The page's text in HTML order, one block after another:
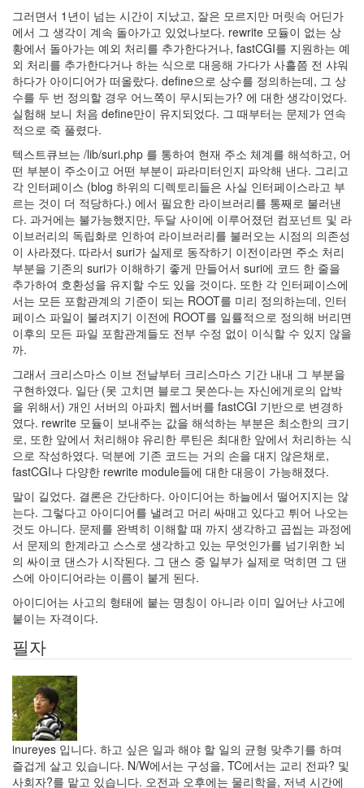
그러면서 1년이 넘는 시간이 지났고, 잘은 모르지만 머릿속 어딘가
에서 그 생각이 계속 돌아가고 있었나보다. rewrite 모듈이 없는 상
황에서 돌아가는 예외 처리를 추가한다거나, fastCGI를 지원하는 예
외 처리를 추가한다거나 하는 식으로 대응해 가다가 사흘쯤 전 샤워
하다가 아이디어가 떠올랐다. define으로 상수를 정의하는데, 그 상
수를 두 번 정의할 경우 어느쪽이 무시되는가? 에 대한 생각이었다.
실험해 보니 처음 define만이 유지되었다. 그 때부터는 문제가 연속
적으로 죽 풀렸다.
텍스트큐브는 /lib/suri.php 를 통하여 현재 주소 체계를 해석하고, 어
떤 부분이 주소이고 어떤 부분이 파라미터인지 파악해 낸다. 그리고
각 인터페이스 (blog 하위의 디렉토리들은 사실 인터페이스라고 부
르는 것이 더 적당하다.) 에서 필요한 라이브러리를 통째로 불러낸
다. 과거에는 불가능했지만, 두달 사이에 이루어졌던 컴포넌트 및 라
이브러리의 독립화로 인하여 라이브러리를 불러오는 시점의 의존성
이 사라졌다. 따라서 suri가 실제로 동작하기 이전이라면 주소 처리
부분을 기존의 suri가 이해하기 좋게 만들어서 suri에 코드 한 줄을
추가하여 호환성을 유지할 수도 있을 것이다. 또한 각 인터페이스에
서는 모든 포함관계의 기준이 되는 ROOT를 미리 정의하는데, 인터
페이스 파일이 불려지기 이전에 ROOT를 일률적으로 정의해 버리면
이후의 모든 파일 포함관계들도 전부 수정 없이 이식할 수 있지 않을
까.
그래서 크리스마스 이브 전날부터 크리스마스 기간 내내 그 부분을
구현하였다. 일단 (못 고치면 블로그 못쓴다-는 자신에게로의 압박
을 위해서) 개인 서버의 아파치 웹서버를 fastCGI 기반으로 변경하
였다. rewrite 모듈이 보내주는 값을 해석하는 부분은 최소한의 크기
로, 또한 앞에서 처리해야 유리한 루틴은 최대한 앞에서 처리하는 식
으로 작성하였다. 덕분에 기존 코드는 거의 손을 대지 않은채로,
fastCGI나 다양한 rewrite module들에 대한 대응이 가능해졌다.
말이 길었다. 결론은 간단하다. 아이디어는 하늘에서 떨어지지는 않
는다. 그렇다고 아이디어를 낼려고 머리 싸매고 있다고 튀어 나오는
것도 아니다. 문제를 완벽히 이해할 때 까지 생각하고 곱씹는 과정에
서 문제의 한계라고 스스로 생각하고 있는 무엇인가를 넘기위한 뇌
의 싸이코 댄스가 시작된다. 그 댄스 중 일부가 실제로 먹히면 그 댄
스에 아이디어라는 이름이 붙게 된다.
아이디어는 사고의 형태에 붙는 명칭이 아니라 이미 일어난 사고에
붙이는 자격이다.
필자
inureyes 입니다. 하고 싶은 일과 해야 할 일의 균형 맞추기를 하며
즐겁게 살고 있습니다. N/W에서는 구성을, TC에서는 교리 전파? 및
사회자?를 맡고 있습니다. 오전과 오후에는 물리학을, 저녁 시간에